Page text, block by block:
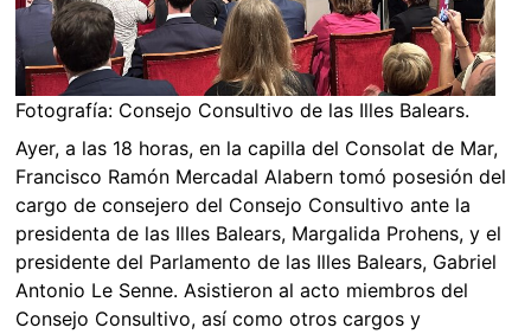
Fotografía: Consejo Consultivo de las Illes Balears.
Ayer, a las 18 horas, en la capilla del Consolat de Mar,
Francisco Ramón Mercadal Alabern tomó posesión del
cargo de consejero del Consejo Consultivo ante la
presidenta de las Illes Balears, Margalida Prohens, y el
presidente del Parlamento de las Illes Balears, Gabriel
Antonio Le Senne. Asistieron al acto miembros del
Consejo Consultivo, así como otros cargos y